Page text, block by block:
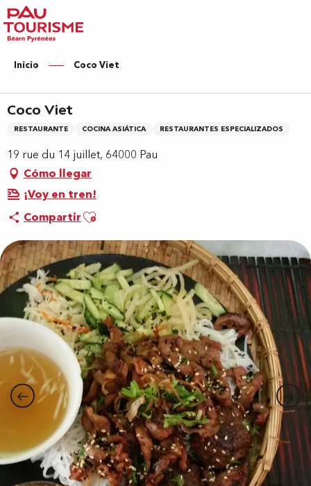
Aller
au
contenu
principal
Inicio Coco Viet
Coco Viet
RESTAURANTE COCINA ASIÁTICA RESTAURANTES ESPECIALIZADOS
19 rue du 14 juillet, 64000 Pau
Cómo llegar
¡Voy en tren!
CompartirAjouter aux favoris